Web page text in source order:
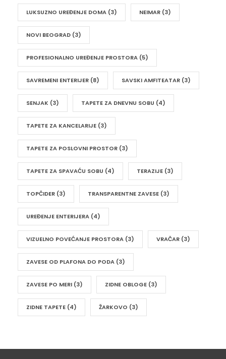
LUKSUZNO UREĐENJE DOMA (3) NEIMAR (3)
NOVI BEOGRAD (3)
PROFESIONALNO UREĐENJE PROSTORA (5)
SAVREMENI ENTERIJER (8) SAVSKI AMFITEATAR (3)
SENJAK (3) TAPETE ZA DNEVNU SOBU (4)
TAPETE ZA KANCELARIJE (3)
TAPETE ZA POSLOVNI PROSTOR (3)
TAPETE ZA SPAVAĆU SOBU (4) TERAZIJE (3)
TOPČIDER (3) TRANSPARENTNE ZAVESE (3)
UREĐENJE ENTERIJERA (4)
VIZUELNO POVEĆANJE PROSTORA (3) VRAČAR (3)
ZAVESE OD PLAFONA DO PODA (3)
ZAVESE PO MERI (3) ZIDNE OBLOGE (3)
ZIDNE TAPETE (4) ŽARKOVO (3)